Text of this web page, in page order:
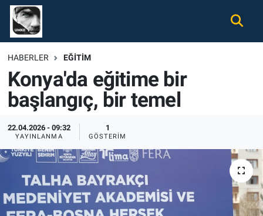
HABERLER EĞITIM
Konya'da eğitime bir
başlangıç, bir temel
22.04.2026 - 09:32
YAYINLANMA
1
GÖSTERIM
Gündem
Ekonomi
Spor
Magazin
Tüm Haberler
İletişim
Nöbetçi Eczaneler
Hava Durumu
Namaz Vakitleri
Trafik Durumu
Süper Lig Puan Durumu ve Fikstür
Tüm Manşetler